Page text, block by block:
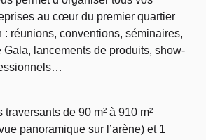
au cœur du premier quartier
: réunions, conventions, séminaires,
lancements de produits, show-
de 90 m² à 910 m²
panoramique sur l’arène) et 1